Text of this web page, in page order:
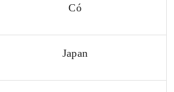
Có
Japan